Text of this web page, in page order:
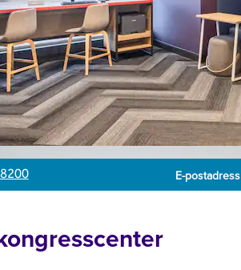
E-postadress
Email